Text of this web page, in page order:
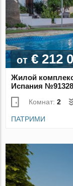
от € 212
Жилой
Испания №91328
Комнат:2
ПАТРИМИ